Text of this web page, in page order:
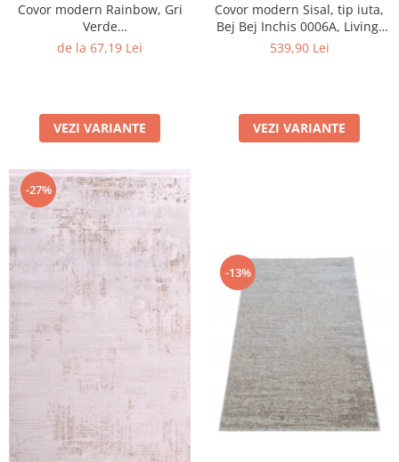
Covor modern Rainbow, Gri
Verde
0238A,Living,Dormitor,Hol, 60
de la 67,19 Lei
VEZI VARIANTE
Covor modern Sisal, tip iuta,
Bej Bej Inchis 0006A, Living,
Dormitor, Hol, Bucatarie, 200
539,90 Lei
VEZI VARIANTE
-27%
-13%